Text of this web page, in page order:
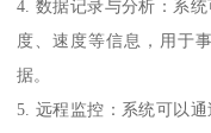
4. 数据记录与分析：系
度、速度等信息，用于
据。
5. 远程监控：系统可以